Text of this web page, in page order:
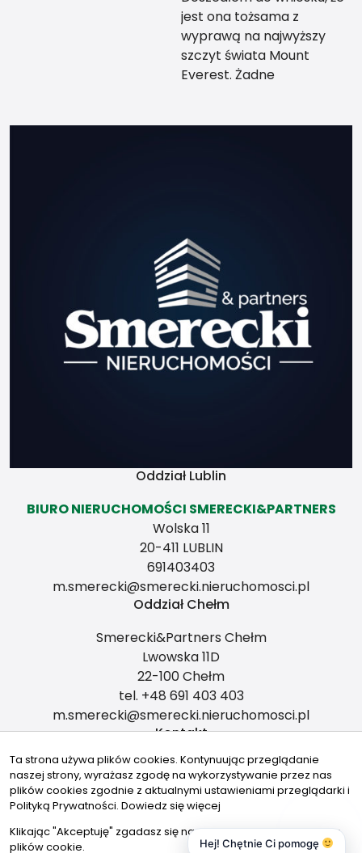
jest ona tożsama z
wyprawą na najwyższy
szczyt świata Mount
Everest. Żadne
czasie może zostaniesz
przewodnikiem ale zależy
to od Ciebie samego i
twojej charyzmy. Zależy to
również od Twego
przewodnika, z którym
poszedłeś w góry pierwszy
Oddział Lublin
BIURO NIERUCHOMOŚCI SMERECKI&PARTNERS
Wolska 11
20-411 LUBLIN
691403403
m.smerecki@smerecki.nieruchomosci.pl
Oddział Chełm
Smerecki&Partners Chełm
Lwowska 11D
22-100 Chełm
tel. +48 691 403 403
m.smerecki@smerecki.nieruchomosci.pl
Kontakt
m.smerecki@smerecki.nieruchomosci.pl
691403403
Znajdziesz nas tu
Ta strona używa plików cookies. Kontynuując przeglądanie
naszej strony, wyrażasz zgodę na wykorzystywanie przez nas
plików cookies zgodnie z aktualnymi ustawieniami przeglądarki i
Polityką Prywatności. Dowiedz się więcej
Klikając "Akceptuję" zgadasz się na wykorzystywanie przez nas
plików cookie.
Hej! Chętnie Ci pomogę